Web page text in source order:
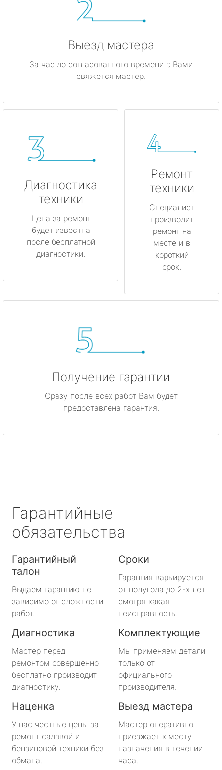
Выезд мастера
За час до согласованного времени с Вами
свяжется мастер.
Диагностика
техники
Цена за ремонт
будет известна
после бесплатной
диагностики.
Ремонт
техники
Специалист
производит
ремонт на
месте и в
короткий
срок.
Получение гарантии
Сразу после всех работ Вам будет
предоставлена гарантия.
Гарантийные
обязательства
Гарантийный
талон
Выдаем гарантию не
зависимо от сложности
работ.
Сроки
Гарантия варьируется
от полугода до 2-х лет
смотря какая
неисправность.
Диагностика
Мастер перед
ремонтом совершенно
бесплатно производит
диагностику.
Комплектующие
Мы применяем детали
только от
официального
производителя.
Наценка
У нас честные цены за
ремонт садовой и
бензиновой техники без
обмана.
Выезд мастера
Мастер оперативно
приезжает к месту
назначения в течении
часа.